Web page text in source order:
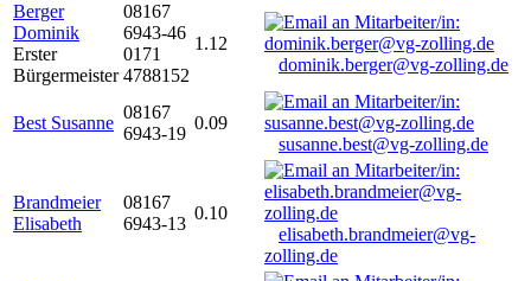
Berger
Dominik
Erster
Bürgermeister
08167
6943-46
0171
4788152
1.12
dominik.berger@vg-zolling.de
Best Susanne
08167
6943-19
0.09
susanne.best@vg-zolling.de
Brandmeier
Elisabeth
08167
6943-13
0.10
elisabeth.brandmeier@vg-
zolling.de